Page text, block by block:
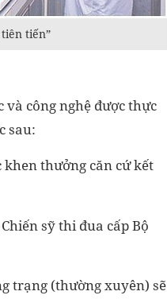
tiến”
công nghệ được thực
sau:
thưởng căn cứ kết
sỹ thi đua cấp Bộ
trạng (thường xuyên) sẽ